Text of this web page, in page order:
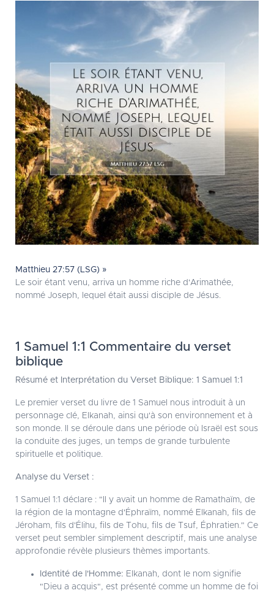
Matthieu 27:57 (LSG) »
Le soir étant venu, arriva un homme riche d'Arimathée,
nommé Joseph, lequel était aussi disciple de Jésus.
1 Samuel 1:1 Commentaire du verset
biblique
Résumé et Interprétation du Verset Biblique: 1 Samuel 1:1
Le premier verset du livre de 1 Samuel nous introduit à un
personnage clé, Elkanah, ainsi qu'à son environnement et à
son monde. Il se déroule dans une période où Israël est sous
la conduite des juges, un temps de grande turbulente
spirituelle et politique.
Analyse du Verset :
1 Samuel 1:1 déclare : "Il y avait un homme de Ramathaïm, de
la région de la montagne d'Éphraïm, nommé Elkanah, fils de
Jéroham, fils d'Élihu, fils de Tohu, fils de Tsuf, Éphratien." Ce
verset peut sembler simplement descriptif, mais une analyse
approfondie révèle plusieurs thèmes importants.
Identité de l'Homme: Elkanah, dont le nom signifie
"Dieu a acquis", est présenté comme un homme de foi